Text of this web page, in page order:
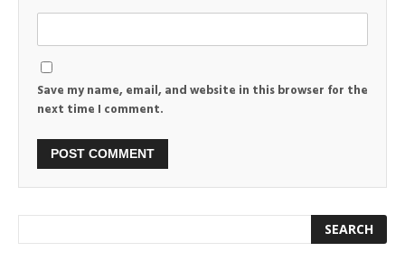
Save my name, email, and website in this browser for the
next time I comment.